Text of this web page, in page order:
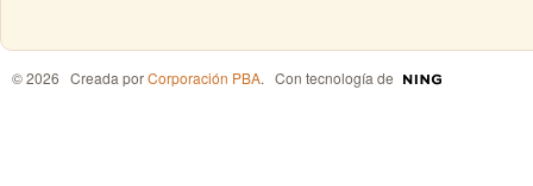
© 2026 Creada porCorporación PBA. Con tecnología de